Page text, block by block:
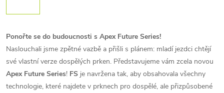
Ponořte se do budoucnosti s Apex Future Series!
Naslouchali jsme zpětné vazbě a přišli s plánem: mladí jezdci chtějí
své vlastní verze dospělých prken. Představujeme vám zcela novou
Apex Future Series! FS je navržena tak, aby obsahovala všechny
technologie, které najdete v prknech pro dospělé, ale přizpůsobené